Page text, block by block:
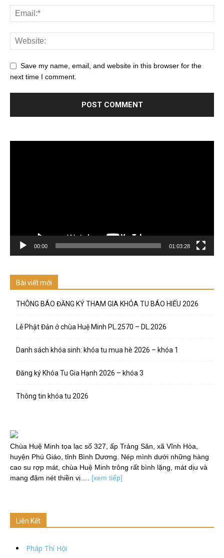
Save my name, email, and website in this browser for the
next time I comment.
00:00 01:03:28
Bài viết mới
THÔNG BÁO ĐĂNG KÝ THAM GIA KHÓA TU BÁO HIẾU 2026
Lễ Phật Đản ở chùa Huệ Minh PL.2570 – DL.2026
Danh sách khóa sinh: khóa tu mua hè 2026 – khóa 1
Đăng ký Khóa Tu Gia Hạnh 2026 – khóa 3
Thông tin khóa tu 2026
Chùa Huệ Minh tọa lạc số 327, ấp Trảng Săn, xã Vĩnh Hòa,
huyện Phú Giáo, tỉnh Bình Dương. Nép mình dưới những hàng
cao su rợp mát, chùa Huệ Minh trông rất bình lặng, mát dịu và
mang đậm nét thiền vị…. [xem tiếp]
Liên Kết
Pháp Thí Hội